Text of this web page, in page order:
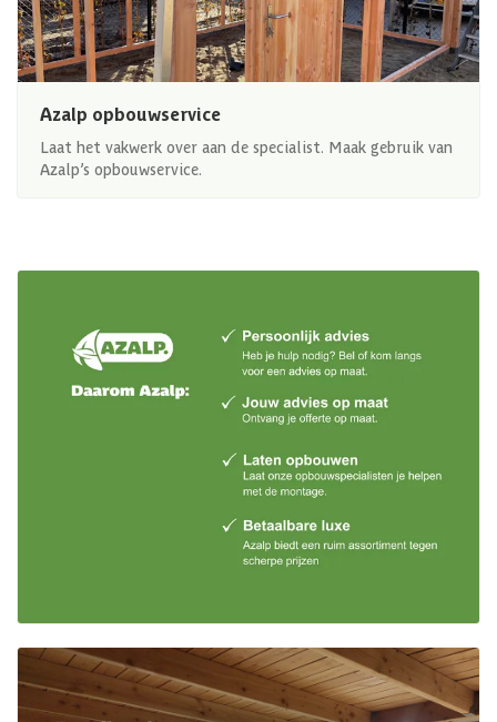
Azalp opbouwservice
Laat het vakwerk over aan de specialist. Maak gebruik van
Azalp’s opbouwservice.